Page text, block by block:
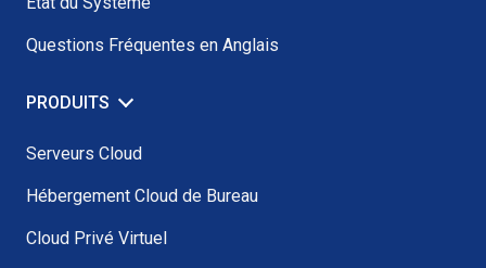
Questions Fréquentes en Anglais
PRODUITS
Serveurs Cloud
Hébergement Cloud de Bureau
Cloud Privé Virtuel